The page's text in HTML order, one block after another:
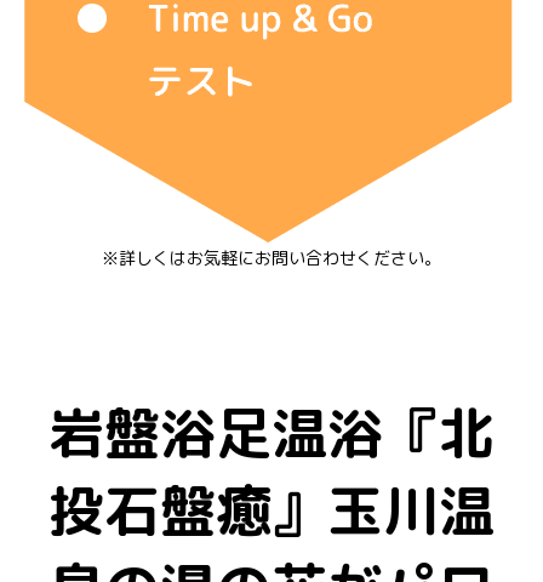
※詳しくはお気軽にお問い合わせください。
岩盤浴足温浴『北
投石盤癒』玉川温